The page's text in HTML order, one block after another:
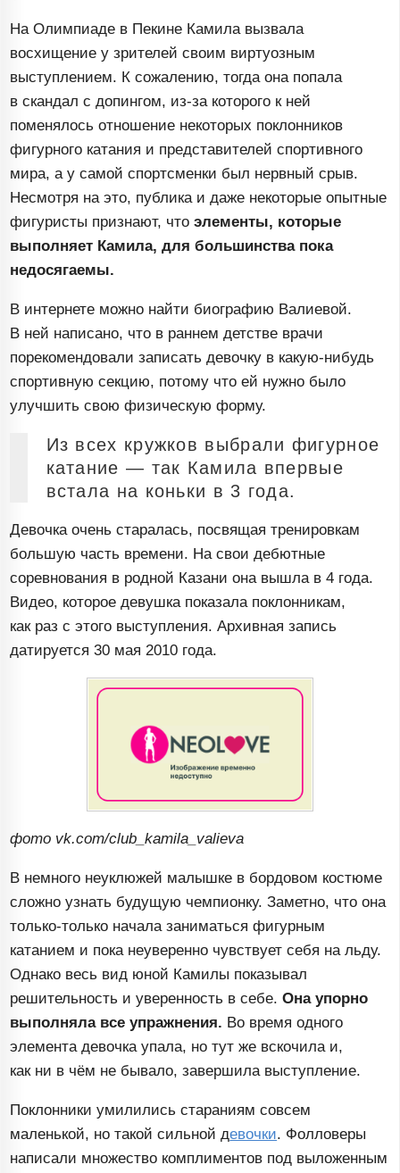
На Олимпиаде в Пекине Камила вызвала
восхищение у зрителей своим виртуозным
выступлением. К сожалению, тогда она попала
в скандал с допингом, из-закоторого к ней
поменялось отношение некоторых поклонников
фигурного катания и представителей спортивного
мира, а у самой спортсменки был нервный срыв.
Несмотря на это, публика и даже некоторые опытные
фигуристы признают, чтоэлементы, которые
выполняет Камила, для большинства пока
недосягаемы.
В интернете можно найти биографию Валиевой.
В ней написано, что в раннем детстве врачи
порекомендовали записать девочку в какую-нибудь
спортивную секцию, потому что ей нужно было
улучшить свою физическую форму.
Из всех кружков выбрали фигурное
катание — так Камила впервые
встала на коньки в 3 года.
Девочка очень старалась, посвящая тренировкам
большую часть времени. На свои дебютные
соревнования в родной Казани она вышла в 4 года.
Видео, которое девушка показала поклонникам,
как раз с этого выступления. Архивная запись
датируется 30 мая 2010 года.
фото vk.com/club_kamila_valieva
В немного неуклюжей малышке в бордовом костюме
сложно узнать будущую чемпионку. Заметно, что она
только-только начала заниматься фигурным
катанием и пока неуверенно чувствует себя на льду.
Однако весь вид юной Камилы показывал
решительность и уверенность в себе.Она упорно
выполняла все упражнения. Во время одного
элемента девочка упала, но тут же вскочила и,
как ни в чём не бывало, завершила выступление.
Поклонники умилились стараниям совсем
маленькой, но такой сильной девочки. Фолловеры
написали множество комплиментов под выложенным